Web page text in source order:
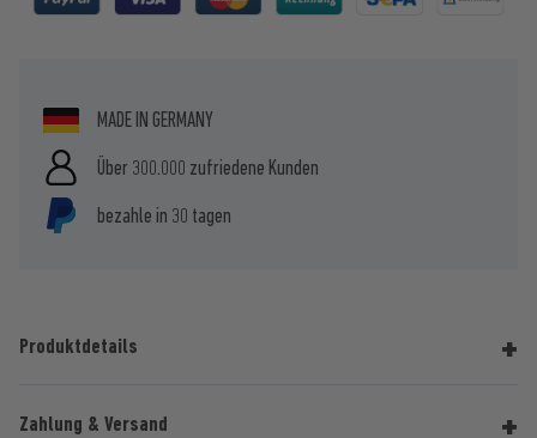
MADE IN GERMANY
Über 300.000 zufriedene Kunden
bezahle in 30 tagen
Produktdetails
Zahlung & Versand